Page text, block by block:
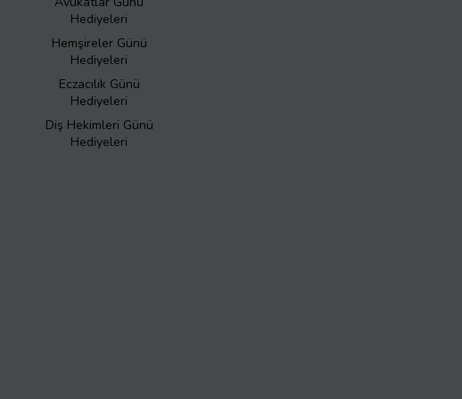
Hediyeleri
Hemşireler Günü
Hediyeleri
Eczacılık Günü
Hediyeleri
Diş Hekimleri Günü
Hediyeleri